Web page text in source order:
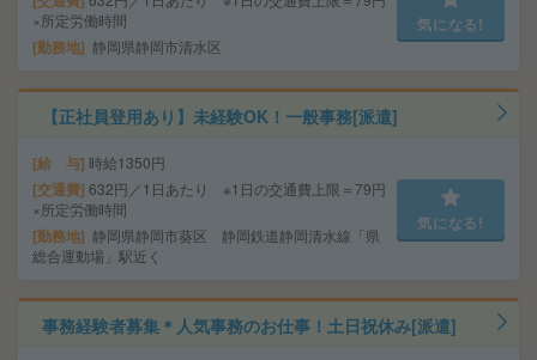
×所定労働時間
勤務地 静岡県静岡市清水区
気になる!
【正社員登用あり】未経験OK！一般事務[派遣]
給 与 時給1350円
交通費 632円／1日あたり ※1日の交通費上限＝79円
×所定労働時間
勤務地
静岡県静岡市葵区 静岡鉄道静岡清水線「県
総合運動場」駅近く
気になる!
事務経験者募集＊人気事務のお仕事！土日祝休み[派遣]